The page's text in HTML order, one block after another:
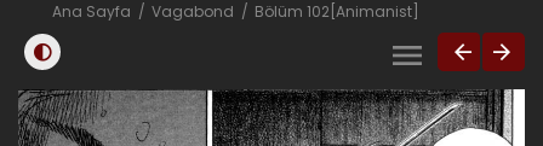
Ana Sayfa Vagabond Bölüm 102[Animanist]